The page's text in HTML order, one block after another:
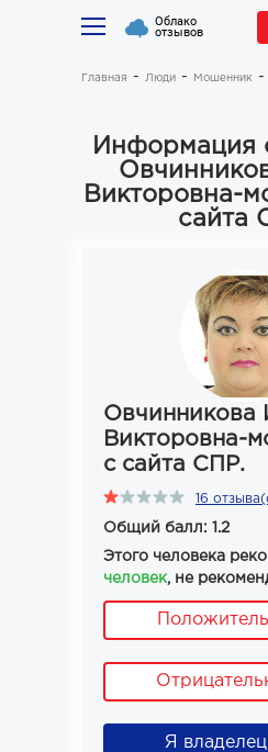
Облако
отзывов
Главная Люди Мошенник
Информация
Викторовна-
сайта
Овчинникова
Викторовна-
с сайта СПР.
16
Общий балл: 1.2
Этого человека
человек, не
Я владелец